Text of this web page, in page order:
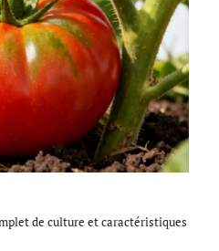
de culture et caractéristiques